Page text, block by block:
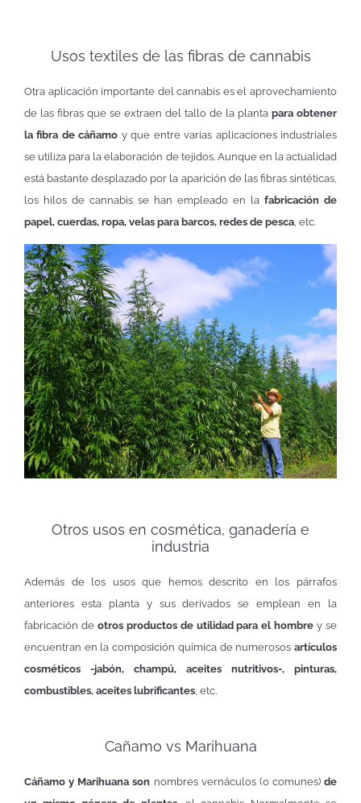
Usos textiles de las fibras de cannabis
Otra aplicación importante del cannabis es el aprovechamiento
de las fibras que se extraen del tallo de la planta para obtener
la fibra de cáñamo y que entre varias aplicaciones industriales
se utiliza para la elaboración de tejidos. Aunque en la actualidad
está bastante desplazado por la aparición de las fibras sintéticas,
los hilos de cannabis se han empleado en la fabricación de
papel, cuerdas, ropa, velas para barcos, redes de pesca , etc.
Otros usos en cosmética, ganadería e
industria
Además de los usos que hemos descrito en los párrafos
anteriores esta planta y sus derivados se emplean en la
fabricación de otros productos de utilidad para el hombre y se
encuentran en la composición química de numerosos artículos
cosméticos -jabón, champú, aceites nutritivos-, pinturas,
combustibles, aceites lubrificantes, etc.
Cañamo vs Marihuana
Cáñamo y Marihuana son nombres vernáculos (o comunes) de